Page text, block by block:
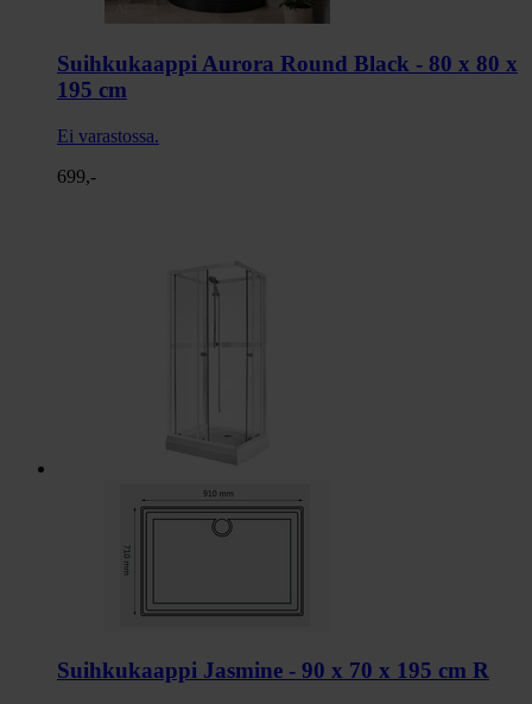
Suihkukaappi Aurora Round Black - 80 x 80 x
195 cm
Ei varastossa.
699,-
Suihkukaappi Jasmine - 90 x 70 x 195 cm R